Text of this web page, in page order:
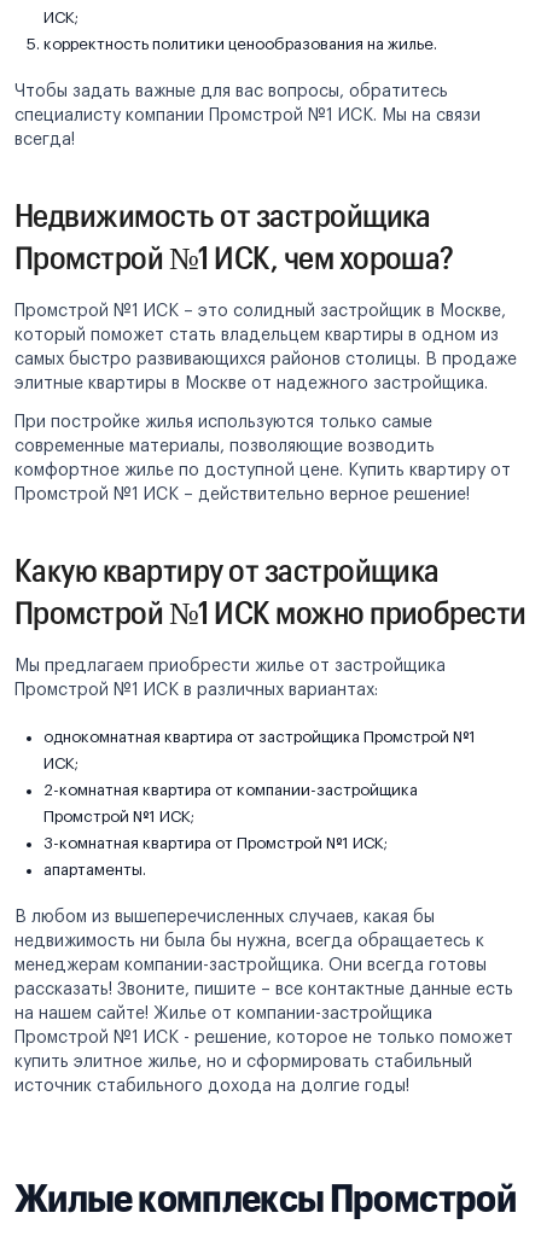
ИСК;
корректность политики ценообразования на жилье.
Чтобы задать важные для вас вопросы, обратитесь
специалисту компании Промстрой №1 ИСК. Мы на связи
всегда!
Недвижимость от застройщика
Промстрой №1 ИСК, чем хороша?
Промстрой №1 ИСК – это солидный застройщик в Москве,
который поможет стать владельцем квартиры в одном из
самых быстро развивающихся районов столицы. В продаже
элитные квартиры в Москве от надежного застройщика.
При постройке жилья используются только самые
современные материалы, позволяющие возводить
комфортное жилье по доступной цене. Купить квартиру от
Промстрой №1 ИСК – действительно верное решение!
Какую квартиру от застройщика
Промстрой №1 ИСК можно приобрести
Мы предлагаем приобрести жилье от застройщика
Промстрой №1 ИСК в различных вариантах:
однокомнатная квартира от застройщика Промстрой №1
ИСК;
2-комнатная квартира от компании-застройщика
Промстрой №1 ИСК;
3-комнатная квартира от Промстрой №1 ИСК;
апартаменты.
В любом из вышеперечисленных случаев, какая бы
недвижимость ни была бы нужна, всегда обращаетесь к
менеджерам компании-застройщика. Они всегда готовы
рассказать! Звоните, пишите – все контактные данные есть
на нашем сайте! Жилье от компании-застройщика
Промстрой №1 ИСК - решение, которое не только поможет
купить элитное жилье, но и сформировать стабильный
источник стабильного дохода на долгие годы!
Жилые комплексы Промстрой